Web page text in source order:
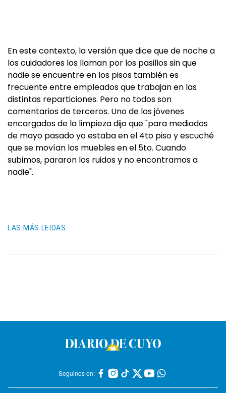
En este contexto, la versión que dice que de noche a
los cuidadores los llaman por los pasillos sin que
nadie se encuentre en los pisos también es
frecuente entre empleados que trabajan en las
distintas reparticiones. Pero no todos son
comentarios de terceros. Uno de los jóvenes
encargados de la limpieza dijo que "para mediados
de mayo pasado yo estaba en el 4to piso y escuché
que se movían los muebles en el 5to. Cuando
subimos, pararon los ruidos y no encontramos a
nadie".
LAS MÁS LEIDAS
Seguinos en: